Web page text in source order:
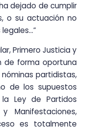
dejado de cumplir
o su actuación no
Primero Justicia y
de forma oportuna
partidistas,
de los supuestos
Ley de Partidos
Manifestaciones,
es totalmente